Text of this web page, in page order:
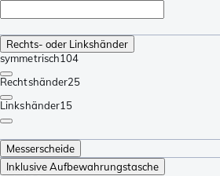
Rechts- oder Linkshänder
symmetrisch104
Rechtshänder25
Linkshänder15
Messerscheide
Inklusive Aufbewahrungstasche